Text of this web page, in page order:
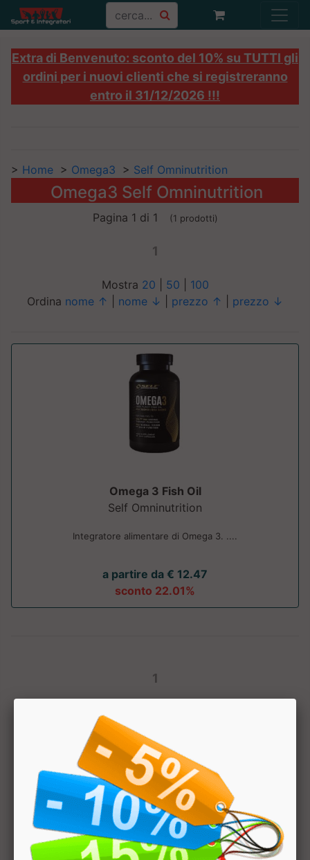
Extra di Benvenuto: sconto del 10% su TUTTI gli
ordini per i nuovi clienti che si registreranno
entro il 31/12/2026 !!!
> Home > Omega3 > Self Omninutrition
Omega3 Self Omninutrition
Pagina 1 di 1 (1 prodotti)
1
Mostra 20 50
100
Ordina nome ↑ nome ↓ prezzo ↑ prezzo ↓
Omega 3 Fish Oil
Self Omninutrition
Integratore alimentare di Omega 3. ....
a partire da € 12.47
sconto 22.01%
1
Hai bisogno di aiuto? Chatta con noi